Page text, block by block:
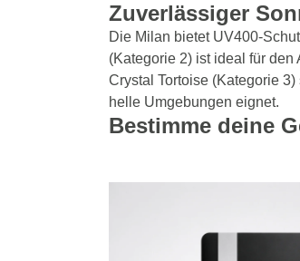
Zuverlässiger
Die Milan bietet UV400-
(Kategorie 2) ist ideal für
Crystal Tortoise (Kategorie
helle Umgebungen eignet.
Bestimme deine